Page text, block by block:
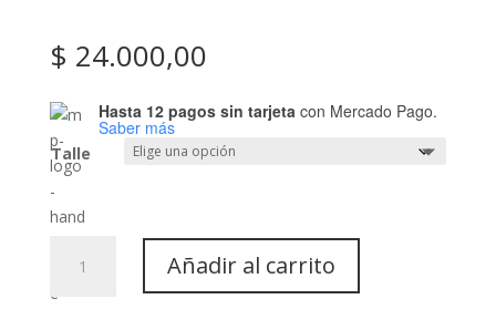
$ 24.000,00
Hasta 12 pagos sin tarjeta con Mercado Pago.
Saber más
Talle
Cuello
Redondo
Añadir al carrito